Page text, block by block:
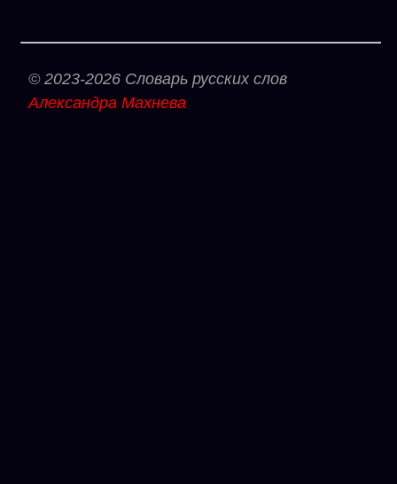
© 2023-2026 Словарь русских слов
Александра Махнева